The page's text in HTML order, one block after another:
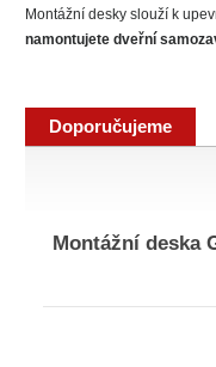
Montážní desky slouží k
namontujete dveřní
Doporučujeme
Montážní deska